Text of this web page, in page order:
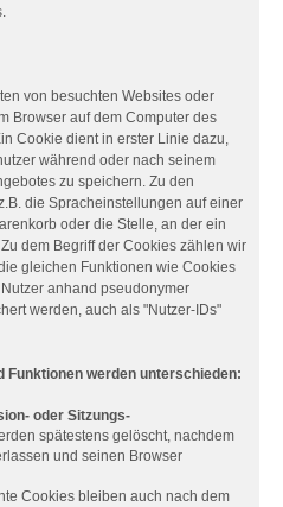
von besuchten Websites oder
Browser auf dem Computer des
Cookie dient in erster Linie dazu,
während oder nach seinem
zu speichern. Zu den
die Spracheinstellungen auf einer
oder die Stelle, an der ein
dem Begriff der Cookies zählen wir
gleichen Funktionen wie Cookies
anhand pseudonymer
werden, auch als "Nutzer-IDs"
Funktionen werden unterschieden:
oder Sitzungs-
spätestens gelöscht, nachdem
und seinen Browser
Cookies bleiben auch nach dem